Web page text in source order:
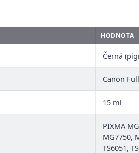
HODNOTA
Černá
Canon
15 ml
PIXMA
MG7750,
TS6051,